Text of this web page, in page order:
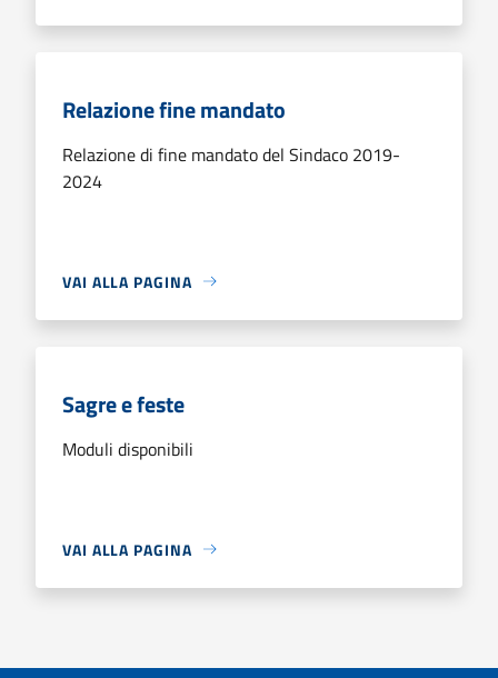
Relazione fine mandato
Relazione di fine mandato del Sindaco 2019-
2024
VAI ALLA PAGINA
Sagre e feste
Moduli disponibili
VAI ALLA PAGINA